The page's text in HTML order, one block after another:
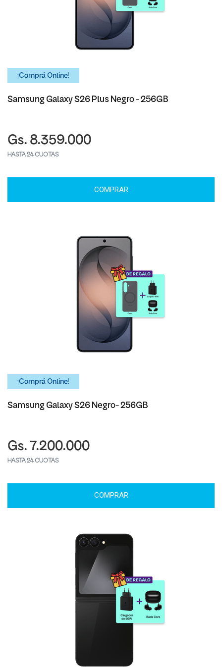
¡Comprá Online!
Samsung Galaxy S26 Plus Negro - 256GB
Gs. 8.359.000
HASTA 24 CUOTAS
COMPRAR
¡Comprá Online!
Samsung Galaxy S26 Negro- 256GB
Gs. 7.200.000
HASTA 24 CUOTAS
COMPRAR